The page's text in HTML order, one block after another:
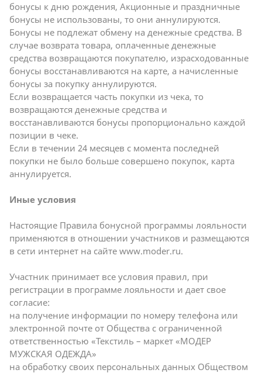
бонусы к дню рождения, Акционные и праздничные
бонусы не использованы, то они аннулируются.
Бонусы не подлежат обмену на денежные средства. В
случае возврата товара, оплаченные денежные
средства возвращаются покупателю, израсходованные
бонусы восстанавливаются на карте, а начисленные
бонусы за покупку аннулируются.
Если возвращается часть покупки из чека, то
возвращаются денежные средства и
восстанавливаются бонусы пропорционально каждой
позиции в чеке.
Если в течении 24 месяцев с момента последней
покупки не было больше совершено покупок, карта
аннулируется.
Иные условия
Настоящие Правила бонусной программы лояльности
применяются в отношении участников и размещаются
в сети интернет на сайте www.moder.ru.
Участник принимает все условия правил, при
регистрации в программе лояльности и дает свое
согласие:
на получение информации по номеру телефона или
электронной почте от Общества с ограниченной
ответственностью «Текстиль – маркет «МОДЕР
МУЖСКАЯ ОДЕЖДА»
на обработку своих персональных данных Обществом